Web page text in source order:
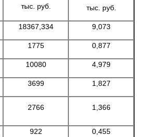
тыс. руб. тыс. руб.
18367,334 9,073
1775 0,877
10080 4,979
3699 1,827
2766 1,366
922 0,455